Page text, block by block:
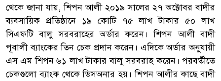
থেকে জানা যায়, শিপন আলী ২০১৯ সালের ২৭ অক্টোবর বাদীর
ব্যবসায়িক প্রতিষ্ঠানে ১৯ কোটি ৭৫ লাখ টাকার ৫০ লাখ
সিএফটি বালু সরবরাহের অর্ডার করেন। শিপন আলী বাদী
পূবালী ব্যাংকের তিন চেক প্রদান করেন। এদিকে অর্ডার অনুযায়ী
এস এম শিপন ৬১ লাখ টাকার বালু সরবরাহ করেন। পরবর্তীতে
চেকগুলো ব্যাংক থেকে ডিসঅনার হয়। শিপন আলীর কাছে বাদী